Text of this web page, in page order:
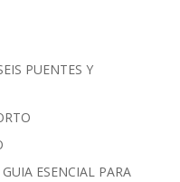
PUENTES Y
ESENCIAL PARA